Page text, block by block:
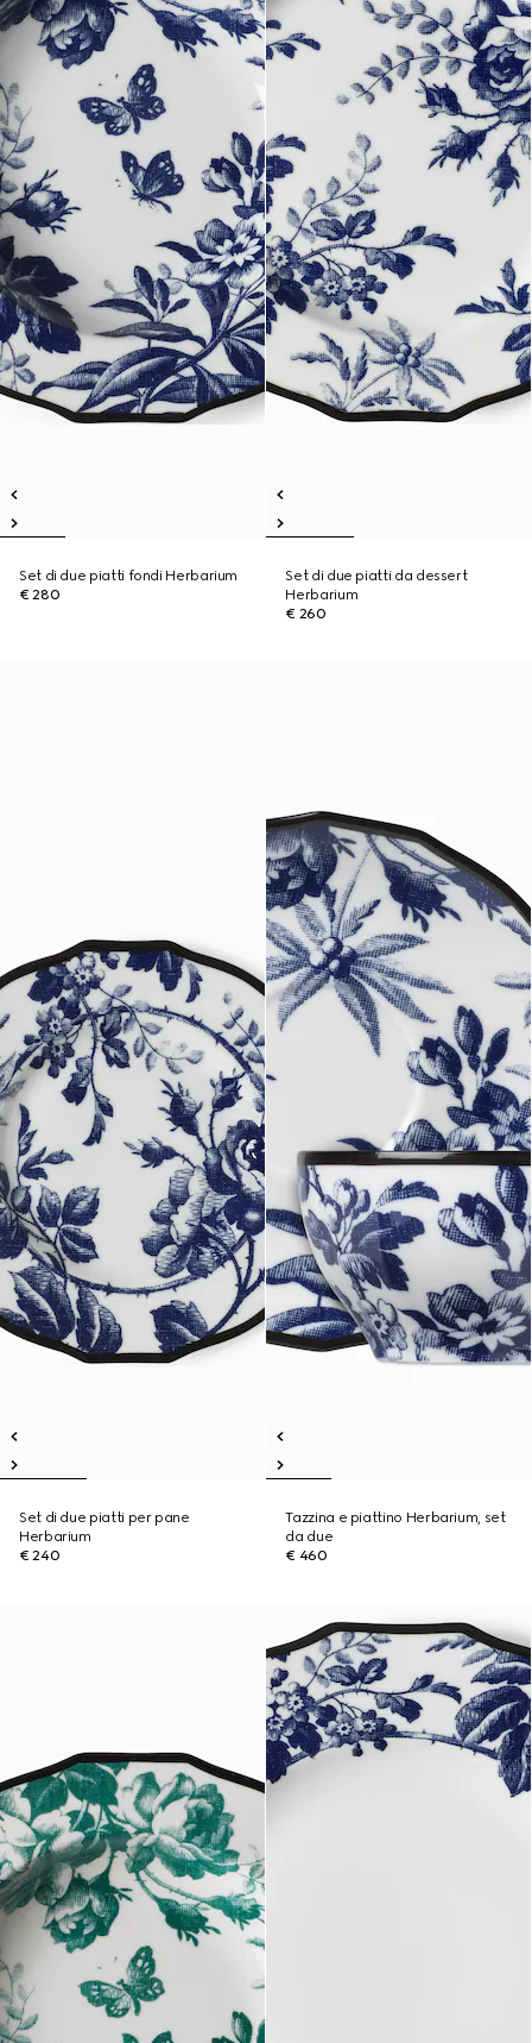
Set di due piatti fondi Herbarium
€ 280
Set di due piatti da dessert
Herbarium
€ 260
Set di due piatti per pane
Herbarium
€ 240
Tazzina e piattino Herbarium, set
da due
€ 460